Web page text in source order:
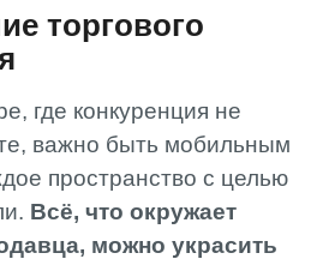
торгового
где конкуренция не
важно быть мобильным
пространство с целью
Всё, что окружает
можно украсить